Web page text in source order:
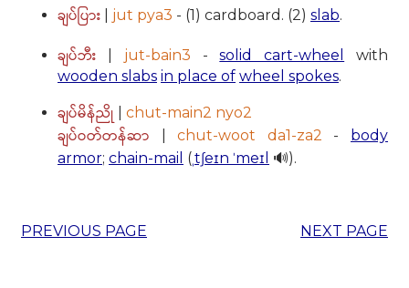
ချပ်ပြား jut pya3 - (1) cardboard. (2) slab.
ချပ်ဘီး jut-bain3 -solid cart-wheel
with
wooden slabs in place of wheel spokes.
ချပ်မိန်ညို chut-main2 nyo2
ချပ်ဝတ်တန်ဆာ |chut-woot da1-za2 - body
armor; chain-mail (ˌtʃeɪn ˈmeɪl 🔊).
PREVIOUS PAGE NEXT PAGE